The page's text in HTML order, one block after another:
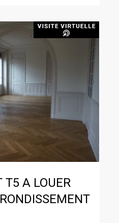
T5 A LOUER